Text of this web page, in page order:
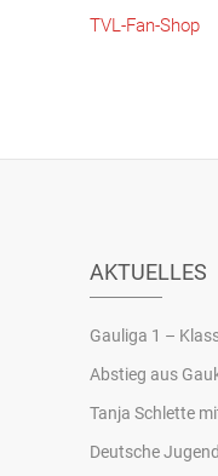
TVL-Fan-Shop
AKTUELLES
Gauliga 1 –
Abstieg aus
Tanja Schlette
Deutsche